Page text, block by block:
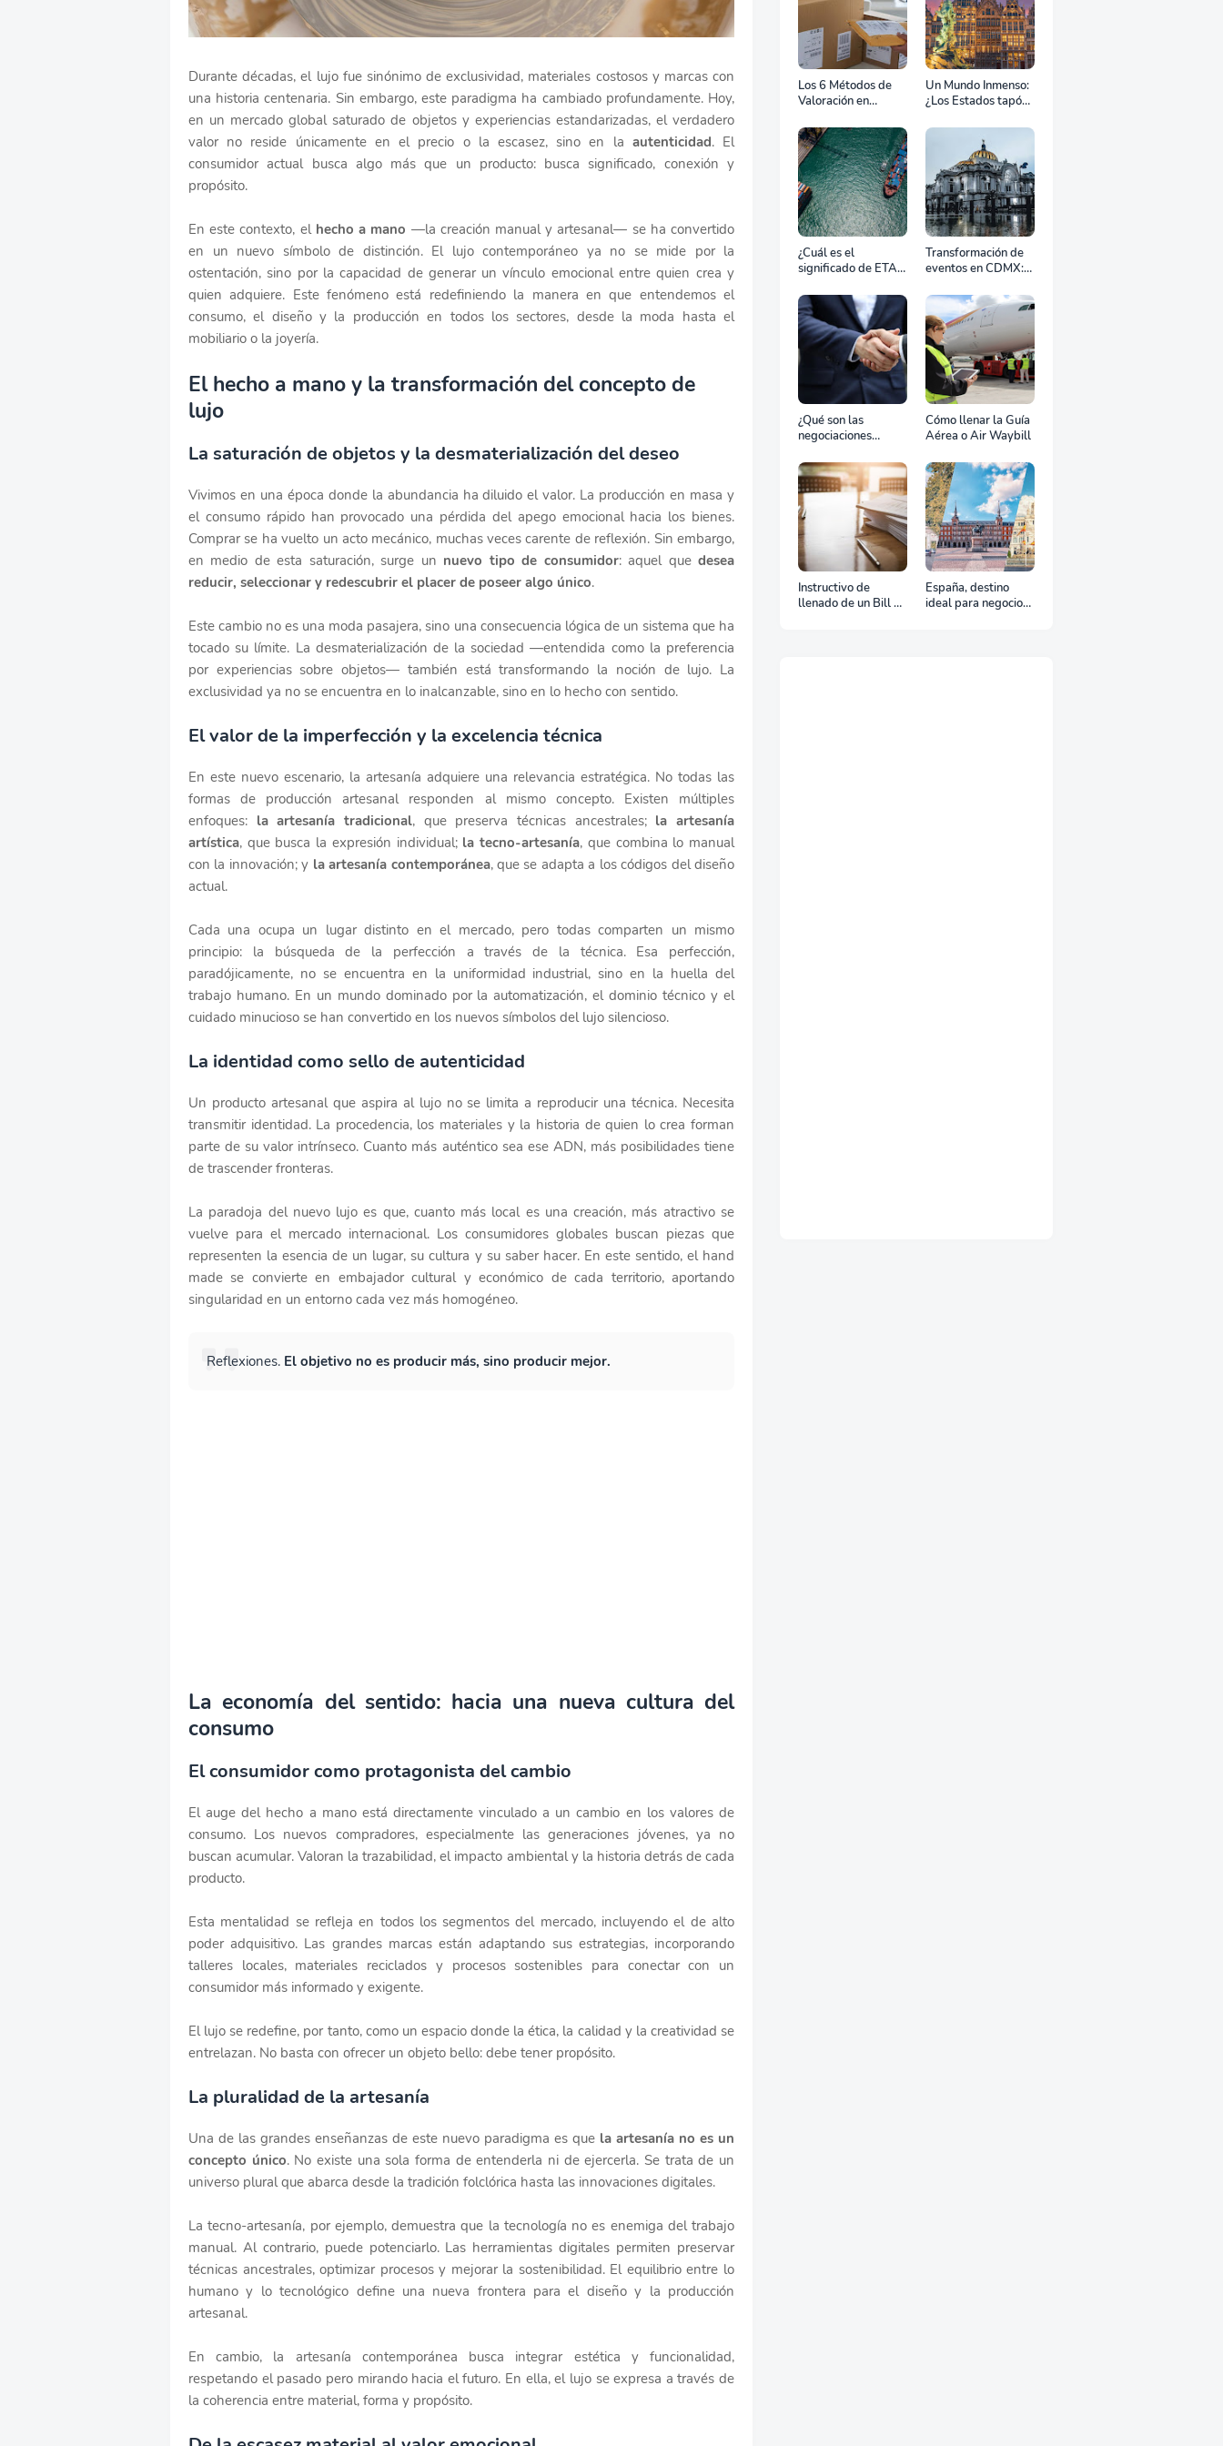
Durante décadas, el lujo fue sinónimo de exclusividad, materiales costosos y marcas con
una historia centenaria. Sin embargo, este paradigma ha cambiado profundamente. Hoy,
en un mercado global saturado de objetos y experiencias estandarizadas, el verdadero
valor no reside únicamente en el precio o la escasez, sino en la autenticidad. El
consumidor actual busca algo más que un producto: busca significado, conexión y
propósito.
En este contexto, el hecho a mano —la creación manual y artesanal— se ha convertido
en un nuevo símbolo de distinción. El lujo contemporáneo ya no se mide por la
ostentación, sino por la capacidad de generar un vínculo emocional entre quien crea y
quien adquiere. Este fenómeno está redefiniendo la manera en que entendemos el
consumo, el diseño y la producción en todos los sectores, desde la moda hasta el
mobiliario o la joyería.
El hecho a mano y la transformación del concepto de
lujo
La saturación de objetos y la desmaterialización del deseo
Vivimos en una época donde la abundancia ha diluido el valor. La producción en masa y
el consumo rápido han provocado una pérdida del apego emocional hacia los bienes.
Comprar se ha vuelto un acto mecánico, muchas veces carente de reflexión. Sin embargo,
en medio de esta saturación, surge un nuevo tipo de consumidor: aquel quedesea
reducir, seleccionar y redescubrir el placer de poseer algo único.
Este cambio no es una moda pasajera, sino una consecuencia lógica de un sistema que ha
tocado su límite. La desmaterialización de la sociedad —entendida como la preferencia
por experiencias sobre objetos— también está transformando la noción de lujo. La
exclusividad ya no se encuentra en lo inalcanzable, sino en lo hecho con sentido.
El valor de la imperfección y la excelencia técnica
En este nuevo escenario, la artesanía adquiere una relevancia estratégica. No todas las
formas de producción artesanal responden al mismo concepto. Existen múltiples
enfoques: la artesanía tradicional, que preserva técnicas ancestrales;la artesanía
artística, que busca la expresión individual; la tecno-artesanía, que combina lo manual
con la innovación; y la artesanía contemporánea, que se adapta a los códigos del diseño
actual.
Cada una ocupa un lugar distinto en el mercado, pero todas comparten un mismo
principio: la búsqueda de la perfección a través de la técnica. Esa perfección,
paradójicamente, no se encuentra en la uniformidad industrial, sino en la huella del
trabajo humano. En un mundo dominado por la automatización, el dominio técnico y el
cuidado minucioso se han convertido en los nuevos símbolos del lujo silencioso.
La identidad como sello de autenticidad
Un producto artesanal que aspira al lujo no se limita a reproducir una técnica. Necesita
transmitir identidad. La procedencia, los materiales y la historia de quien lo crea forman
parte de su valor intrínseco. Cuanto más auténtico sea ese ADN, más posibilidades tiene
de trascender fronteras.
La paradoja del nuevo lujo es que, cuanto más local es una creación, más atractivo se
vuelve para el mercado internacional. Los consumidores globales buscan piezas que
representen la esencia de un lugar, su cultura y su saber hacer. En este sentido, el hand
made se convierte en embajador cultural y económico de cada territorio, aportando
singularidad en un entorno cada vez más homogéneo.
Reflexiones. El objetivo no es producir más, sino producir mejor.
La economía del sentido: hacia una nueva cultura del
consumo
El consumidor como protagonista del cambio
El auge del hecho a mano está directamente vinculado a un cambio en los valores de
consumo. Los nuevos compradores, especialmente las generaciones jóvenes, ya no
buscan acumular. Valoran la trazabilidad, el impacto ambiental y la historia detrás de cada
producto.
Esta mentalidad se refleja en todos los segmentos del mercado, incluyendo el de alto
poder adquisitivo. Las grandes marcas están adaptando sus estrategias, incorporando
talleres locales, materiales reciclados y procesos sostenibles para conectar con un
consumidor más informado y exigente.
El lujo se redefine, por tanto, como un espacio donde la ética, la calidad y la creatividad se
entrelazan. No basta con ofrecer un objeto bello: debe tener propósito.
La pluralidad de la artesanía
Una de las grandes enseñanzas de este nuevo paradigma es que la artesanía no es un
concepto único. No existe una sola forma de entenderla ni de ejercerla. Se trata de un
universo plural que abarca desde la tradición folclórica hasta las innovaciones digitales.
La tecno-artesanía, por ejemplo, demuestra que la tecnología no es enemiga del trabajo
manual. Al contrario, puede potenciarlo. Las herramientas digitales permiten preservar
técnicas ancestrales, optimizar procesos y mejorar la sostenibilidad. El equilibrio entre lo
humano y lo tecnológico define una nueva frontera para el diseño y la producción
artesanal.
En cambio, la artesanía contemporánea busca integrar estética y funcionalidad,
respetando el pasado pero mirando hacia el futuro. En ella, el lujo se expresa a través de
la coherencia entre material, forma y propósito.
Los 6 Métodos de
Valoración en
Un Mundo Inmenso:
¿Los Estados tapón,
o zona de combate?
¿Cuál es el
significado de ETA,
el transporte
marítimo?
Transformación de
eventos en CDMX:
profesional de
equipos define el
éxito de tu
celebración
¿Qué son las
negociaciones
Cómo llenar la Guía
Aérea o Air Waybill
Instructivo de
llenado de un Bill of
España, destino
ideal para negocios